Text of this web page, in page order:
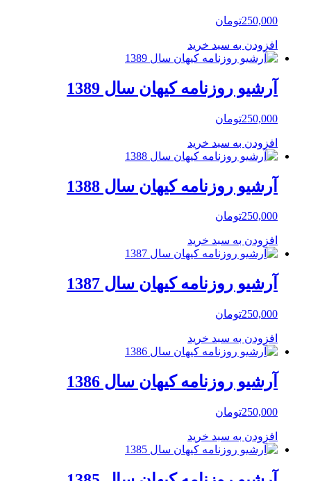
250,000تومان
افزودن به سبد خرید
آرشیو روزنامه کیهان سال 1389
250,000تومان
افزودن به سبد خرید
آرشیو روزنامه کیهان سال 1388
250,000تومان
افزودن به سبد خرید
آرشیو روزنامه کیهان سال 1387
250,000تومان
افزودن به سبد خرید
آرشیو روزنامه کیهان سال 1386
250,000تومان
افزودن به سبد خرید